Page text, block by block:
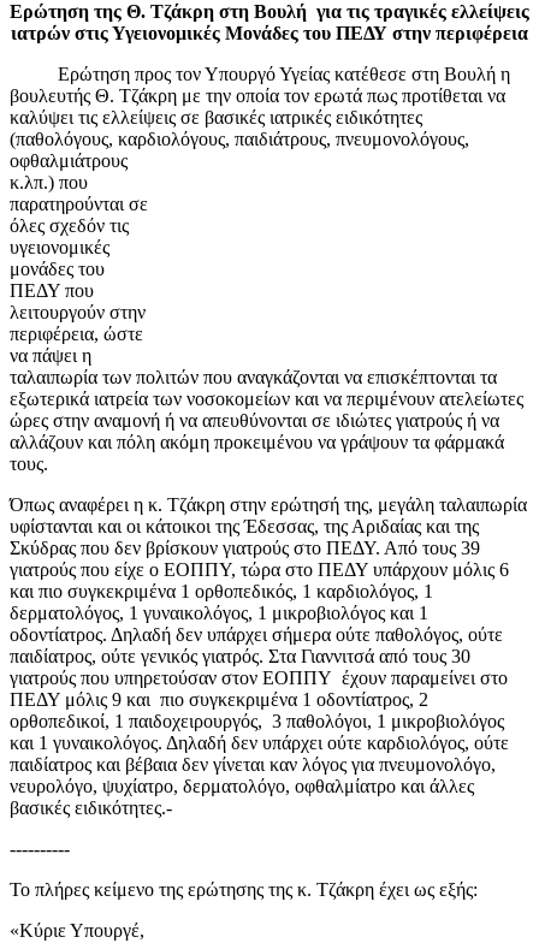
Ερώτηση της Θ. Τζάκρη στη Βουλή για τις τραγικές ελλείψεις
ιατρών στις Υγειονομικές Μονάδες του ΠΕΔΥ στην περιφέρεια
Ερώτηση προς τον Υπουργό Υγείας κατέθεσε στη Βουλή η
βουλευτής Θ. Τζάκρη με την οποία τον ερωτά πως προτίθεται να
καλύψει τις ελλείψεις σε βασικές ιατρικές ειδικότητες
(παθολόγους, καρδιολόγους, παιδιάτρους, πνευμονολόγους,
οφθαλμιάτρους
κ.λπ.) που
παρατηρούνται σε
όλες σχεδόν τις
υγειονομικές
μονάδες του
ΠΕΔΥ που
λειτουργούν στην
περιφέρεια, ώστε
να πάψει η
ταλαιπωρία των πολιτών που αναγκάζονται να επισκέπτονται τα
εξωτερικά ιατρεία των νοσοκομείων και να περιμένουν ατελείωτες
ώρες στην αναμονή ή να απευθύνονται σε ιδιώτες γιατρούς ή να
αλλάζουν και πόλη ακόμη προκειμένου να γράψουν τα φάρμακά
τους.
Όπως αναφέρει η κ. Τζάκρη στην ερώτησή της, μεγάλη ταλαιπωρία
υφίστανται και οι κάτοικοι της Έδεσσας, της Αριδαίας και της
Σκύδρας που δεν βρίσκουν γιατρούς στο ΠΕΔΥ. Από τους 39
γιατρούς που είχε ο ΕΟΠΠΥ, τώρα στο ΠΕΔΥ υπάρχουν μόλις 6
και πιο συγκεκριμένα 1 ορθοπεδικός, 1 καρδιολόγος, 1
δερματολόγος, 1 γυναικολόγος, 1 μικροβιολόγος και 1
οδοντίατρος. Δηλαδή δεν υπάρχει σήμερα ούτε παθολόγος, ούτε
παιδίατρος, ούτε γενικός γιατρός. Στα Γιαννιτσά από τους 30
γιατρούς που υπηρετούσαν στον ΕΟΠΠΥ έχουν παραμείνει στο
ΠΕΔΥ μόλις 9 και πιο συγκεκριμένα 1 οδοντίατρος, 2
ορθοπεδικοί, 1 παιδοχειρουργός, 3 παθολόγοι, 1 μικροβιολόγος
και 1 γυναικολόγος. Δηλαδή δεν υπάρχει ούτε καρδιολόγος, ούτε
παιδίατρος και βέβαια δεν γίνεται καν λόγος για πνευμονολόγο,
νευρολόγο, ψυχίατρο, δερματολόγο, οφθαλμίατρο και άλλες
βασικές ειδικότητες.-
----------
Το πλήρες κείμενο της ερώτησης της κ. Τζάκρη έχει ως εξής:
«Κύριε Υπουργέ,